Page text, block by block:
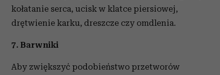
kołatanie serca, ucisk w klatce piersiowej,
drętwienie karku, dreszcze czy omdlenia.
7. Barwniki
Aby zwiększyć podobieństwo przetworów